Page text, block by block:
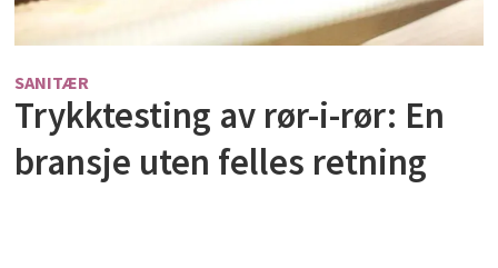
SANITÆR
Trykktesting av rør-i-rør: En
bransje uten felles retning